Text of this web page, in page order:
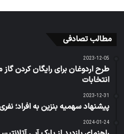
مطالب تصادفی
2023-12-05
طرح اردوغان برای رایگان کردن
انتخابات
2023-12-31
پیشنهاد سهمیه بنزین به افراد؛ نفری ۱۵ لیتر از ابتدای
2024-01-24